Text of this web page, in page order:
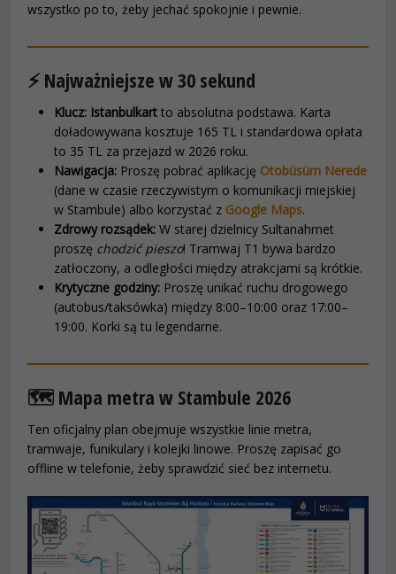
wszystko po to, żeby jechać spokojnie i pewnie.
⚡️ Najważniejsze w 30 sekund
Klucz: Istanbulkart to absolutna podstawa. Karta
doładowywana kosztuje 165 TL i standardowa opłata
to 35 TL za przejazd w 2026 roku.
Nawigacja: Proszę pobrać aplikację Otobüsüm Nerede
(dane w czasie rzeczywistym o komunikacji miejskiej
w Stambule) albo korzystać z Google Maps.
Zdrowy rozsądek: W starej dzielnicy Sultanahmet
proszę chodzić pieszo! Tramwaj T1 bywa bardzo
zatłoczony, a odległości między atrakcjami są krótkie.
Krytyczne godziny: Proszę unikać ruchu drogowego
(autobus/taksówka) między 8:00–10:00 oraz 17:00–
19:00. Korki są tu legendarne.
🗺️ Mapa metra w Stambule 2026
Ten oficjalny plan obejmuje wszystkie linie metra,
tramwaje, funikulary i kolejki linowe. Proszę zapisać go
offline w telefonie, żeby sprawdzić sieć bez internetu.